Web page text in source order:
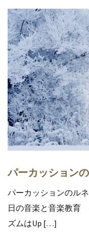
パーカッション
パーカッションのル
日の音楽と音楽教育
ズムはUp […]